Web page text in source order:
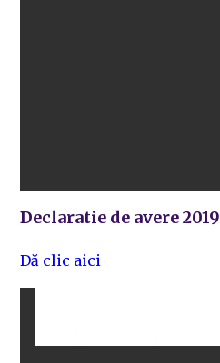
Declaratie de avere 2019
Dă clic aici